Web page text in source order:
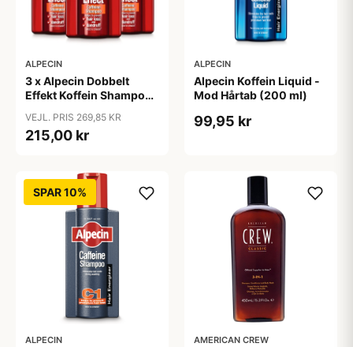
ALPECIN
3 x Alpecin Dobbelt
Effekt Koffein Shampoo
VEJL. PRIS 269,85 KR
215,00 kr
ALPECIN
Alpecin Koffein Liquid -
Mod Hårtab (200 ml)
99,95 kr
SPAR 10%
ALPECIN AMERICAN CREW